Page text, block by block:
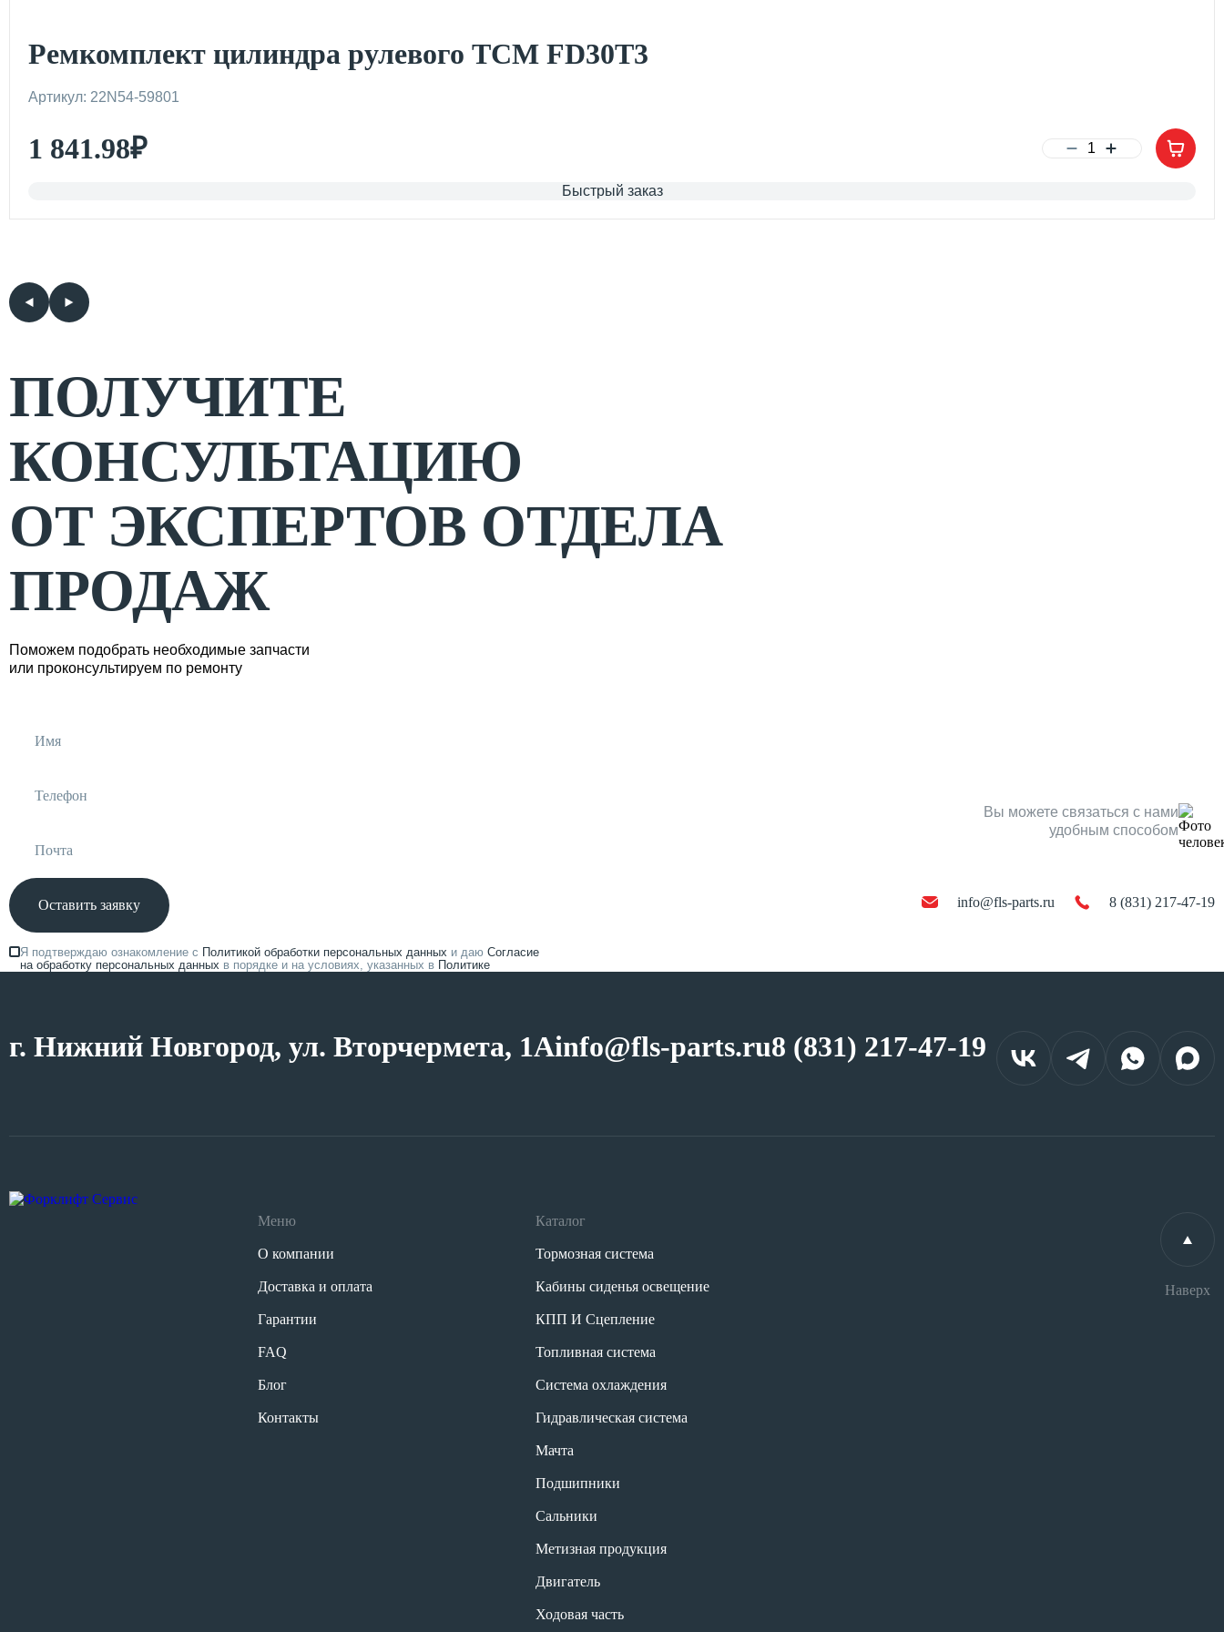
Ремкомплект цилиндра рулевого TCM FD30T3
Артикул: 22N54-59801
1 841.98₽
Быстрый заказ
ПОЛУЧИТЕ
КОНСУЛЬТАЦИЮ
ОТ ЭКСПЕРТОВ ОТДЕЛА
ПРОДАЖ
Поможем подобрать необходимые запчасти
или проконсультируем по ремонту
Оставить заявку
Я подтверждаю ознакомление с Политикой обработки персональных данных и даюСогласие
на обработку персональных данных в порядке и на условиях, указанных в Политике
Вы можете связаться с нами
удобным способом
info@fls-parts.ru 8 (831) 217-47-19
г. Нижний Новгород, ул. Вторчермета, 1Аinfo@fls-parts.ru8 (831) 217-47-19
Меню
О компании
Доставка и оплата
Гарантии
FAQ
Блог
Контакты
Каталог
Тормозная система
Кабины сиденья освещение
КПП И Сцепление
Топливная система
Система охлаждения
Гидравлическая система
Мачта
Подшипники
Сальники
Метизная продукция
Двигатель
Ходовая часть
Наверх